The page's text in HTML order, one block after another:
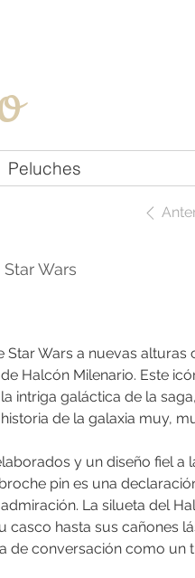
Peluches
Wars
Wars a nuevas alturas
Halcón Milenario. Este
intriga galáctica de la
de la galaxia muy,
y un diseño fiel a
pin es una
La silueta del
casco hasta sus cañones
de conversación como un